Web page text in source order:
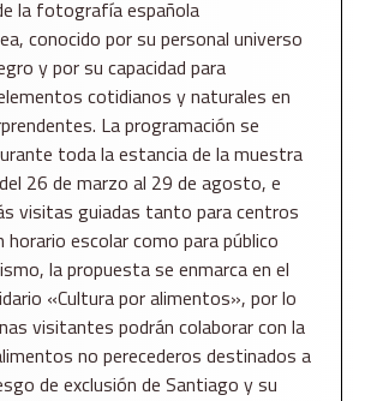
la fotografía española
conocido por su personal universo
y por su capacidad para
cotidianos y naturales en
La programación se
toda la estancia de la muestra
26 de marzo al 29 de agosto, e
visitas guiadas tanto para centros
horario escolar como para público
la propuesta se enmarca en el
«Cultura por alimentos», por lo
visitantes podrán colaborar con la
no perecederos destinados a
de exclusión de Santiago y su